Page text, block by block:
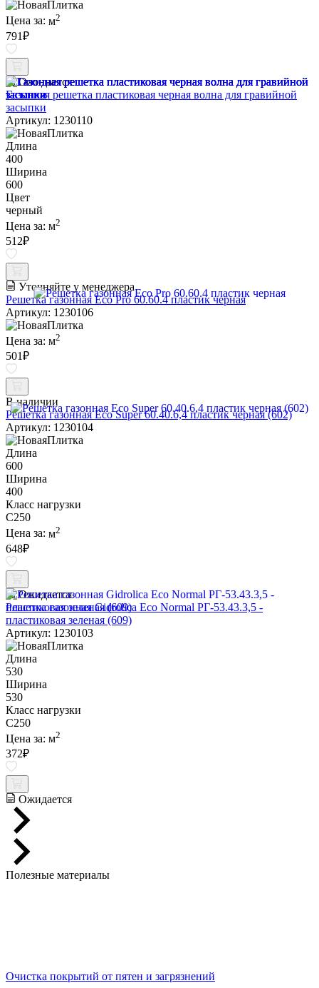
Цена за: м2
791₽
Ожидается
Газонная решетка пластиковая черная волна для гравийной
засыпки
Артикул: 1230110
Длина
400
Ширина
600
Цвет
черный
Цена за: м2
512₽
Уточняйте у менеджера
Решетка газонная Eco Pro 60.60.4 пластик черная
Артикул: 1230106
Цена за: м2
501₽
В наличии
Решетка газонная Eco Super 60.40.6,4 пластик черная (602)
Артикул: 1230104
Длина
600
Ширина
400
Класс нагрузки
C250
Цена за: м2
648₽
Ожидается
Решетка газонная Gidrolica Eco Normal РГ-53.43.3,5 -
пластиковая зеленая (609)
Артикул: 1230103
Длина
530
Ширина
530
Класс нагрузки
C250
Цена за: м2
372₽
Ожидается
Полезные материалы
Очистка покрытий от пятен и загрязнений